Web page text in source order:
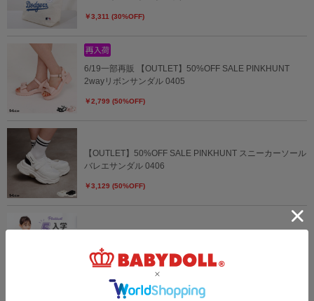
￥3,311 (30%OFF)
6/19一部再販 【OUTLET】50%OFF SALE PINKHUNT
2wayリボンサンダル 0405
￥2,799 (50%OFF)
【OUTLET】50%OFF SALE PINKHUNT スニーカーソール
バレエサンダル 0406
￥3,129 (50%OFF)
セット ブラック 0704